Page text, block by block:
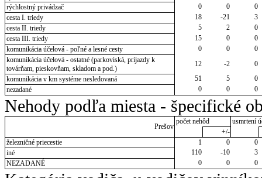
rýchlostný privádzač
0 0
0
cesta I. triedy
18 -21
3
cesta II. triedy
5 2
0
cesta III. triedy
15 0
0
komunikácia účelová - poľné a lesné cesty
0 0
0
komunikácia účelová - ostatné (parkoviská, príjazdy k
továrňam, pieskovňam, skladom a pod.)
12 -2
0
komunikácia v km systéme nesledovaná
51 5
0
nezadané
0 0 0
Nehody podľa miesta - špecifické
Prešov
počet nehôd
usmrtení
+/-
železničné priecestie
1 0
0
iné
110 -10
3
NEZADANÉ
0 0 0